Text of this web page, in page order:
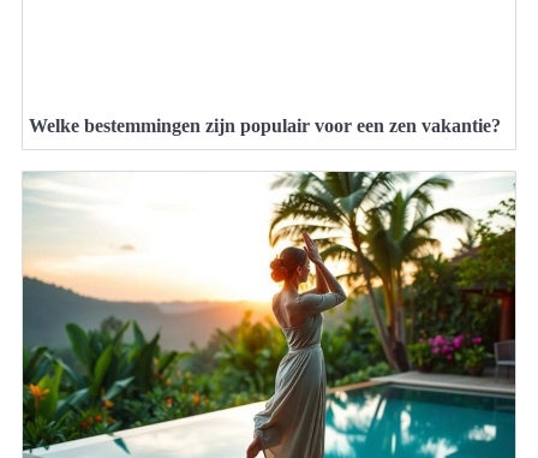
Welke bestemmingen zijn populair voor een zen vakantie?